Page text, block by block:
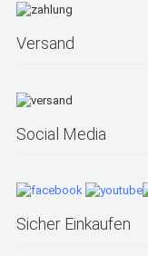
Versand
Social Media
Sicher Einkaufen